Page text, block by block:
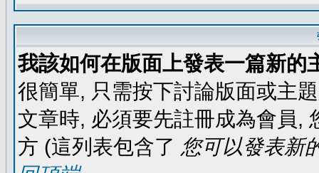
我該如何在版面上發表一篇新的
很簡單, 只需按下討論版面或主
文章時, 必須要先註冊成為會員,
方 (這列表包含了 您可以發表新